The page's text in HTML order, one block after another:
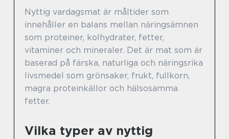
Nyttig vardagsmat är måltider som
innehåller en balans mellan näringsämnen
som proteiner, kolhydrater, fetter,
vitaminer och mineraler. Det är mat som är
baserad på färska, naturliga och näringsrika
livsmedel som grönsaker, frukt, fullkorn,
magra proteinkällor och hälsosamma
fetter.
Vilka typer av nyttig